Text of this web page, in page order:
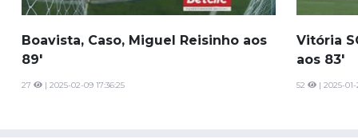
Boavista, Caso, Miguel Reisinho aos
89'
27 | 2025-02-09 17:36:25
Vitória
aos 83'
52 | 2025-01-